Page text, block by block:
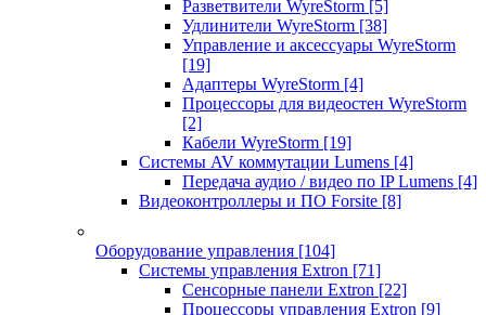
Разветвители WyreStorm [5]
Удлинители WyreStorm [38]
Управление и аксессуары WyreStorm
[19]
Адаптеры WyreStorm [4]
Процессоры для видеостен WyreStorm
[2]
Кабели WyreStorm [19]
Системы AV коммутации Lumens [4]
Передача аудио / видео по IP Lumens [4]
Видеоконтроллеры и ПО Forsite [8]
Оборудование управления [104]
Системы управления Extron [71]
Сенсорные панели Extron [22]
Процессоры управления Extron [9]